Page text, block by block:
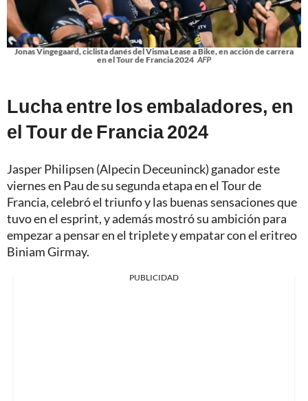
Jonas Vingegaard, ciclista danés del Visma Lease a Bike, en acción de carrera
en el Tour de Francia 2024 AFP
Lucha entre los embaladores, en
el Tour de Francia 2024
Jasper Philipsen (Alpecin Deceuninck) ganador este
viernes en Pau de su segunda etapa en el Tour de
Francia, celebró el triunfo y las buenas sensaciones que
tuvo en el esprint, y además mostró su ambición para
empezar a pensar en el triplete y empatar con el eritreo
Biniam Girmay.
PUBLICIDAD